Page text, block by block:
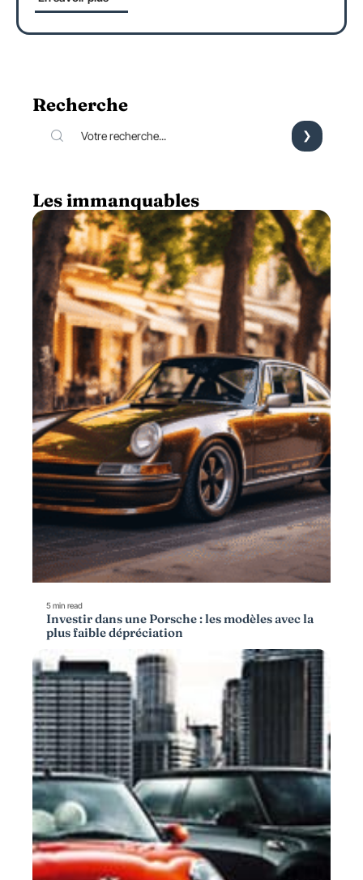
Recherche
Les immanquables
5 min read
Investir dans une Porsche : les modèles avec la
plus faible dépréciation